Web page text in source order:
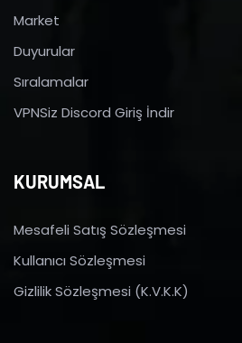
Market
Duyurular
Sıralamalar
VPNSiz Discord Giriş İndir
KURUMSAL
Mesafeli Satış Sözleşmesi
Kullanıcı Sözleşmesi
Gizlilik Sözleşmesi (K.V.K.K)